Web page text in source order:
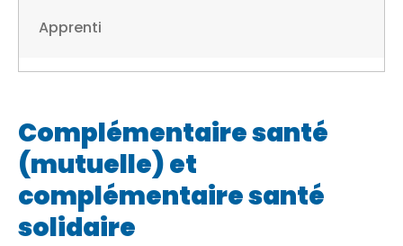
Apprenti
Complémentaire santé
(mutuelle) et
complémentaire santé
solidaire